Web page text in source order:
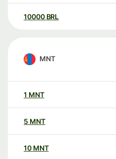
10000 BRL
MNT
1 MNT
5 MNT
10 MNT